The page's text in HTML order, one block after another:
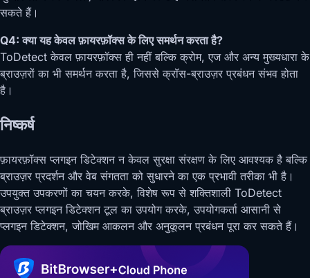
सकते हैं।
Q4: क्या यह केवल फ़ायरफ़ॉक्स के लिए समर्थन करता है?
ToDetect केवल फ़ायरफ़ॉक्स ही नहीं बल्कि क्रोम, एज और अन्य मुख्यधारा के
ब्राउज़रों का भी समर्थन करता है, जिससे क्रॉस-ब्राउज़र प्रबंधन संभव होता
है।
निष्कर्ष
फ़ायरफ़ॉक्स प्लगइन डिटेक्शन न केवल सुरक्षा संरक्षण के लिए आवश्यक है बल्कि
ब्राउज़र प्रदर्शन और वेब संगतता को सुधारने का एक प्रभावी तरीका भी है।
उपयुक्त उपकरणों का चयन करके, विशेष रूप से शक्तिशाली ToDetect
ब्राउज़र प्लगइन डिटेक्शन टूल का उपयोग करके, उपयोगकर्ता आसानी से
प्लगइन डिटेक्शन, जोखिम आकलन और अनुकूलन प्रबंधन पूरा कर सकते हैं।